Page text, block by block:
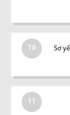
10 Sơ
11